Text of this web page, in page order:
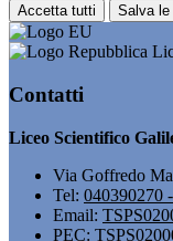
Accetta tutti Salva le
Contatti
Liceo Scientifico
Via Goffredo
Tel: 040390270
Email:
PEC: